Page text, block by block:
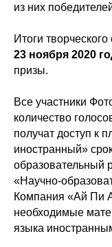
из них
Итоги
23 ноября 2020
призы.
Все участники
количество
получат доступ к
иностранный»
образовательный
«Научно-
Компания «Ай Пи
необходимые
языка